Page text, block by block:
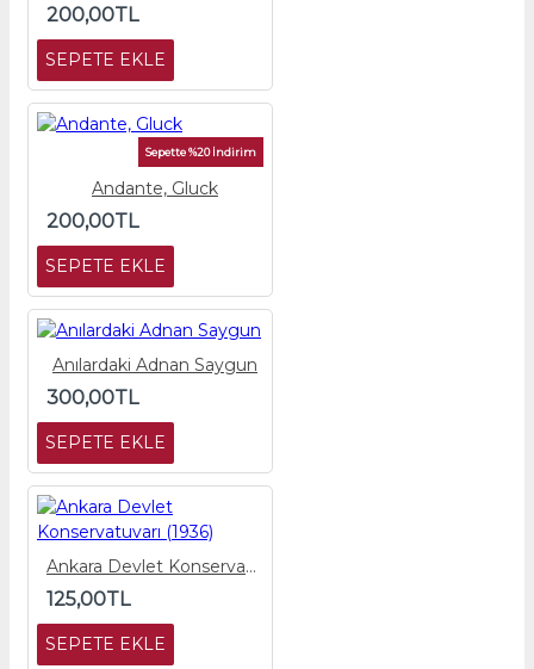
200,00TL
SEPETE EKLE
Sepette %20 İndirim
Andante, Gluck
200,00TL
SEPETE EKLE
Anılardaki Adnan Saygun
300,00TL
SEPETE EKLE
Ankara Devlet Konservatuvarı (1936)
125,00TL
SEPETE EKLE